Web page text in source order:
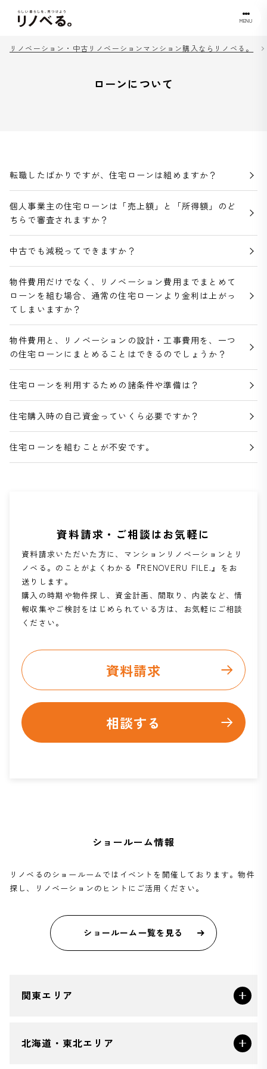
MENU
リノベーション・中古リノベーションマンション購入ならリノベる。
ローンについて
転職したばかりですが、住宅ローンは組めますか？
個人事業主の住宅ローンは「売上額」と「所得額」のど
ちらで審査されますか？
中古でも減税ってできますか？
物件費用だけでなく、リノベーション費用までまとめて
ローンを組む場合、通常の住宅ローンより金利は上がっ
てしまいますか？
物件費用と、リノベーションの設計・工事費用を、一つ
の住宅ローンにまとめることはできるのでしょうか？
住宅ローンを利用するための諸条件や準備は？
住宅購入時の自己資金っていくら必要ですか？
住宅ローンを組むことが不安です。
資料請求・ご相談はお気軽に
資料請求いただいた方に、マンションリノベーションとリ
ノベる。のことがよくわかる『RENOVERU FILE.』をお
送りします。
購入の時期や物件探し、資金計画、間取り、内装など、情
報収集やご検討をはじめられている方は、お気軽にご相談
ください。
資料請求
相談する
ショールーム情報
リノベるのショールームではイベントを開催しております。物件
探し、リノベーションのヒントにご活用ください。
ショールーム一覧を見る
関東エリア
北海道・東北エリア